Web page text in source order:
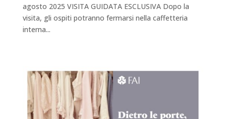
agosto 2025 VISITA GUIDATA ESCLUSIVA Dopo la
visita, gli ospiti potranno fermarsi nella caffetteria
interna...